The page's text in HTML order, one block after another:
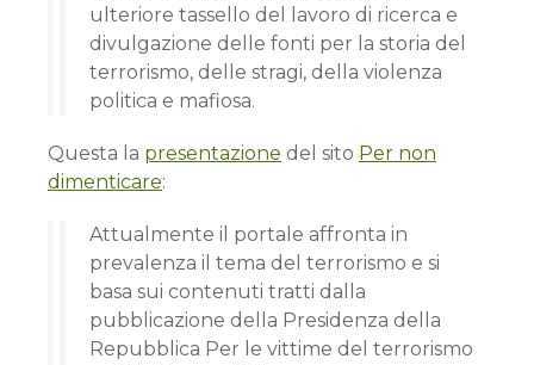
ulteriore tassello del lavoro di ricerca e
divulgazione delle fonti per la storia del
terrorismo, delle stragi, della violenza
politica e mafiosa.
Questa la presentazione del sito Per non
dimenticare:
Attualmente il portale affronta in
prevalenza il tema del terrorismo e si
basa sui contenuti tratti dalla
pubblicazione della Presidenza della
Repubblica Per le vittime del terrorismo